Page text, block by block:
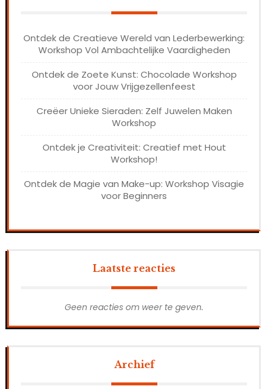
Ontdek de Creatieve Wereld van Lederbewerking:
Workshop Vol Ambachtelijke Vaardigheden
Ontdek de Zoete Kunst: Chocolade Workshop
voor Jouw Vrijgezellenfeest
Creëer Unieke Sieraden: Zelf Juwelen Maken
Workshop
Ontdek je Creativiteit: Creatief met Hout
Workshop!
Ontdek de Magie van Make-up: Workshop Visagie
voor Beginners
Laatste reacties
Geen reacties om weer te geven.
Archief